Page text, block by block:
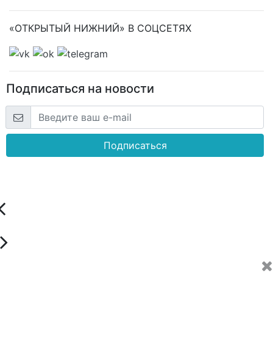
«ОТКРЫТЫЙ НИЖНИЙ» В СОЦСЕТЯХ
Подписаться на новости
Подписаться